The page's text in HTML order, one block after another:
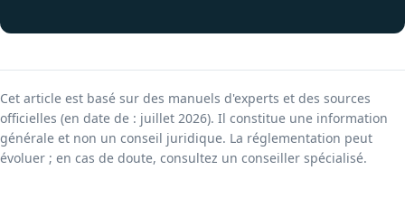
Cet article est basé sur des manuels d'experts et des sources
officielles (en date de : juillet 2026). Il constitue une information
générale et non un conseil juridique. La réglementation peut
évoluer ; en cas de doute, consultez un conseiller spécialisé.